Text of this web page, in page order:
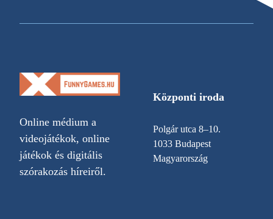
Online médium a
videojátékok, online
játékok és digitális
szórakozás híreiről.
Központi iroda
Polgár utca 8–10.
1033 Budapest
Magyarország